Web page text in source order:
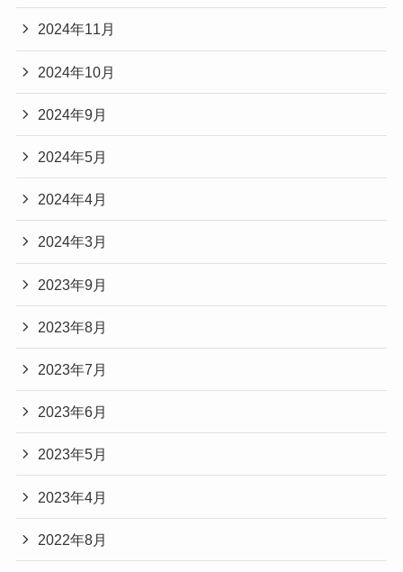
2024年11月
2024年10月
2024年9月
2024年5月
2024年4月
2024年3月
2023年9月
2023年8月
2023年7月
2023年6月
2023年5月
2023年4月
2022年8月